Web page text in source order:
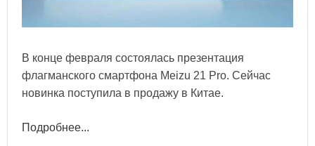
В конце февраля состоялась презентация
флагманского смартфона Meizu 21 Pro. Сейчас
новинка поступила в продажу в Китае.
Подробнее...